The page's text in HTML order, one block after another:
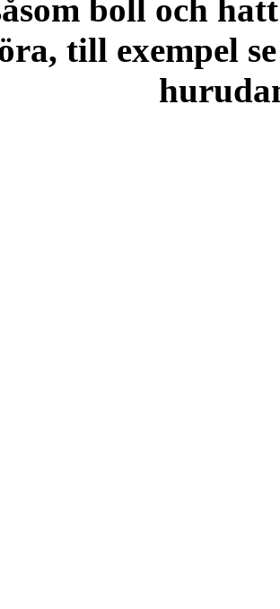
boll och
till exempel